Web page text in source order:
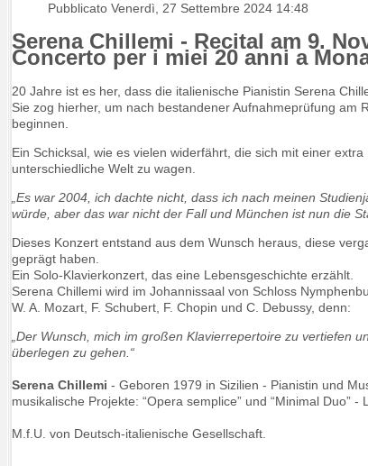
Pubblicato Venerdì, 27 Settembre 2024 14:48
Serena Chillemi - Recital am 9.
Concerto per i miei 20 anni a
20 Jahre ist es her, dass die italienische Pianistin Serena
Sie zog hierher, um nach bestandener Aufnahmeprüfung am
beginnen.
Ein Schicksal, wie es vielen widerfährt, die sich mit einer
unterschiedliche Welt zu wagen.
„Es war 2004, ich dachte nicht, dass ich nach meinen
würde, aber das war nicht der Fall und München ist nun die
Dieses Konzert entstand aus dem Wunsch heraus, diese
geprägt haben.
Ein Solo-Klavierkonzert, das eine Lebensgeschichte erzählt.
Serena Chillemi wird im Johannissaal von Schloss
W. A. Mozart, F. Schubert, F. Chopin und C. Debussy, denn:
„Der Wunsch, mich im großen Klavierrepertoire zu vertiefen
überlegen zu gehen.“
Serena Chillemi - Geboren 1979 in Sizilien - Pianistin und
musikalische Projekte: “Opera semplice” und “Minimal Duo” -
M.f.U. von Deutsch-italienische Gesellschaft.